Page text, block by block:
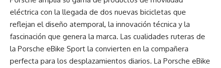
eléctrica con la llegada de dos nuevas bicicletas que
reflejan el diseño atemporal, la innovación técnica y la
fascinación que genera la marca. Las cualidades ruteras de
la Porsche eBike Sport la convierten en la compañera
perfecta para los desplazamientos diarios. La Porsche eBike